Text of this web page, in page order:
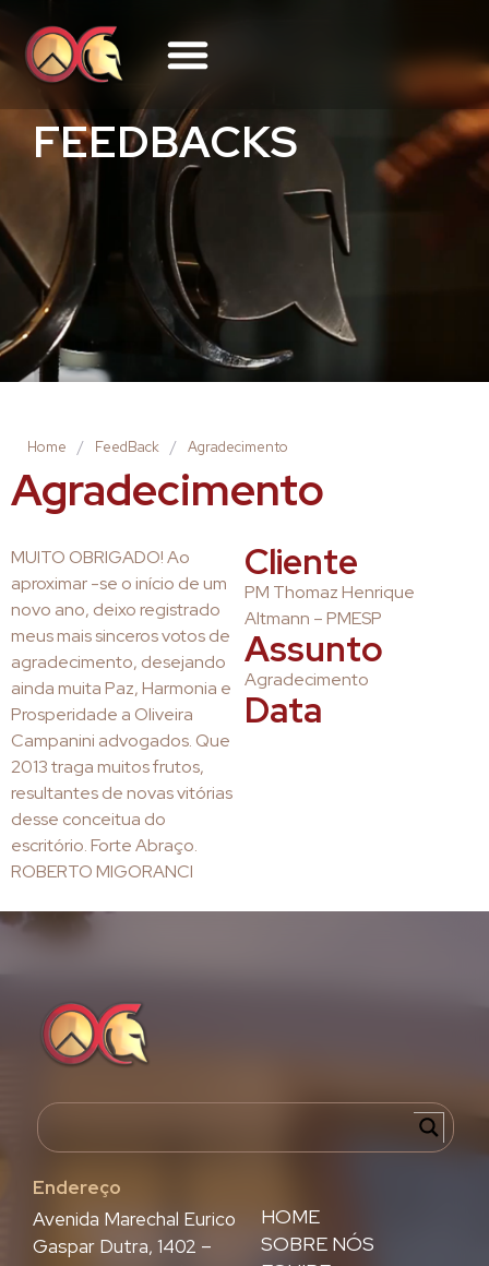
FEEDBACKS
Home / FeedBack / Agradecimento
Agradecimento
MUITO OBRIGADO! Ao
aproximar -se o início de um
novo ano, deixo registrado
meus mais sinceros votos de
agradecimento, desejando
ainda muita Paz, Harmonia e
Prosperidade a Oliveira
Campanini advogados. Que
2013 traga muitos frutos,
resultantes de novas vitórias
desse conceitua do
escritório. Forte Abraço.
ROBERTO MIGORANCI
Cliente
PM Thomaz Henrique
Altmann – PMESP
Assunto
Agradecimento
Data
Endereço
HOME
SOBRE NÓS
Avenida Marechal Eurico
Gaspar Dutra, 1402 –